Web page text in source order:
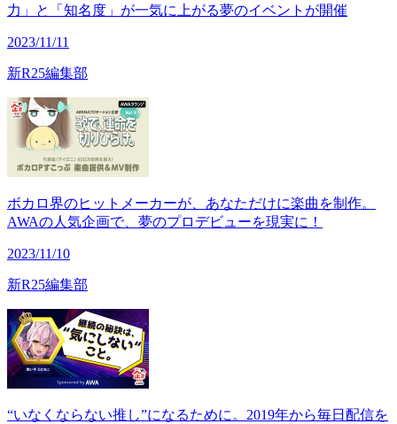
力」と「知名度」が一気に上がる夢のイベントが開催
2023/11/11
新R25編集部
ボカロ界のヒットメーカーが、あなただけに楽曲を制作。
AWAの人気企画で、夢のプロデビューを現実に！
2023/11/10
新R25編集部
“いなくならない推し”になるために。2019年から毎日配信を